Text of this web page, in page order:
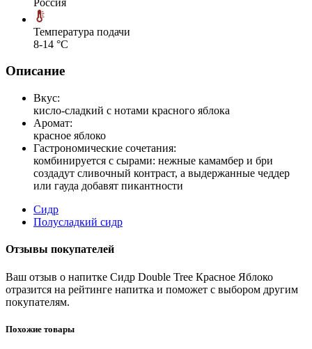
Температура подачи
8-14 °С
Описание
Вкус:
кисло-сладкий с нотами красного яблока
Аромат:
красное яблоко
Гастрономические сочетания:
комбинируется с сырами: нежные камамбер и бри
создадут сливочный контраст, а выдержанные чеддер
или гауда добавят пикантности
Сидр
Полусладкий сидр
Отзывы покупателей
Ваш отзыв о напитке Сидр Double Tree Красное Яблоко
отразится на рейтинге напитка и поможет с выбором другим
покупателям.
Похожие товары